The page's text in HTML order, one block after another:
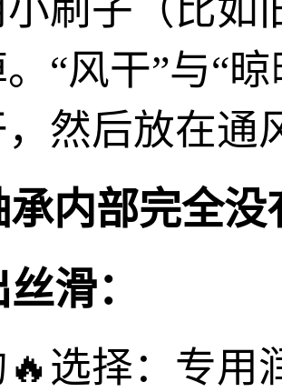
刷子（比如
“风干”与“
然后放在通
内部完全
滑：
选择：专用